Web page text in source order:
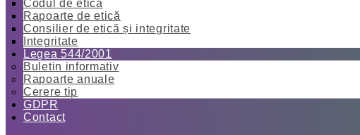
Codul de etică
Rapoarte de etică
Consilier de etică și integritate
Integritate
Legea 544/2001
Buletin informativ
Rapoarte anuale
Cerere tip
GDPR
Contact